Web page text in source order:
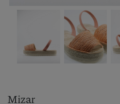
Mizar